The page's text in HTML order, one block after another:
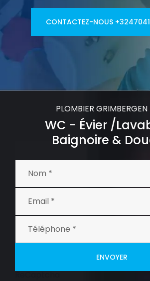
CONTACTEZ-NOUS
PLOMBIER
WC - Évier /
Baignoire &
ENVOYER
ReCaptcha